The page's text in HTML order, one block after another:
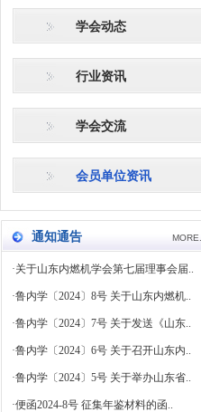
学会动态
行业资讯
学会交流
会员单位资讯
通知通告 MORE..
·关于山东内燃机学会第七届理事会届..
·鲁内学〔2024〕8号 关于山东内燃机..
·鲁内学〔2024〕7号 关于发送《山东..
·鲁内学〔2024〕6号 关于召开山东内..
·鲁内学〔2024〕5号 关于举办山东省..
·便函2024-8号 征集年鉴材料的函..